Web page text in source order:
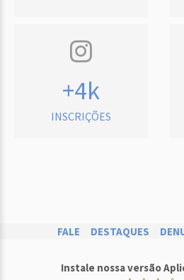
+4k
INSCRIÇÕES
FALE DESTAQUES
Instale nossa versão